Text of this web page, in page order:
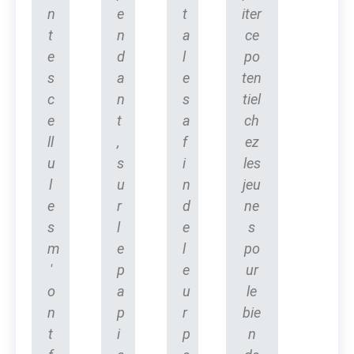
n
t
e
s
c
e
ll
u
l
e
s
m
'
o
n
t
e
n
d
a
n
t
,
s
u
r
l
e
p
a
p
i
t
a
l
e
s
a
f
i
n
d
e
l
e
u
r
p
iter
ce
po
ten
tiel
ch
ez
les
jeu
ne
s
po
ur
le
bie
n